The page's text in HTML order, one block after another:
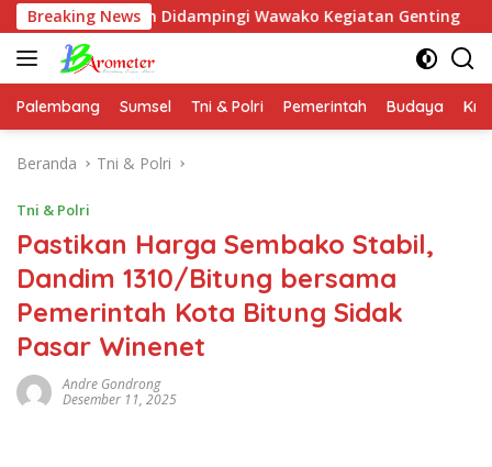
Langsung
ke
konten
Breaking News
Falah Didampingi Wawako Kegiatan Genting
Palembang Sumsel Tni & Polri Pemerintah Budaya
Beranda Tni & Polri
Tni & Polri
Pastikan Harga Sembako Stabil,
Dandim 1310/Bitung bersama
Pemerintah Kota Bitung Sidak
Pasar Winenet
Andre Gondrong
Desember 11, 2025